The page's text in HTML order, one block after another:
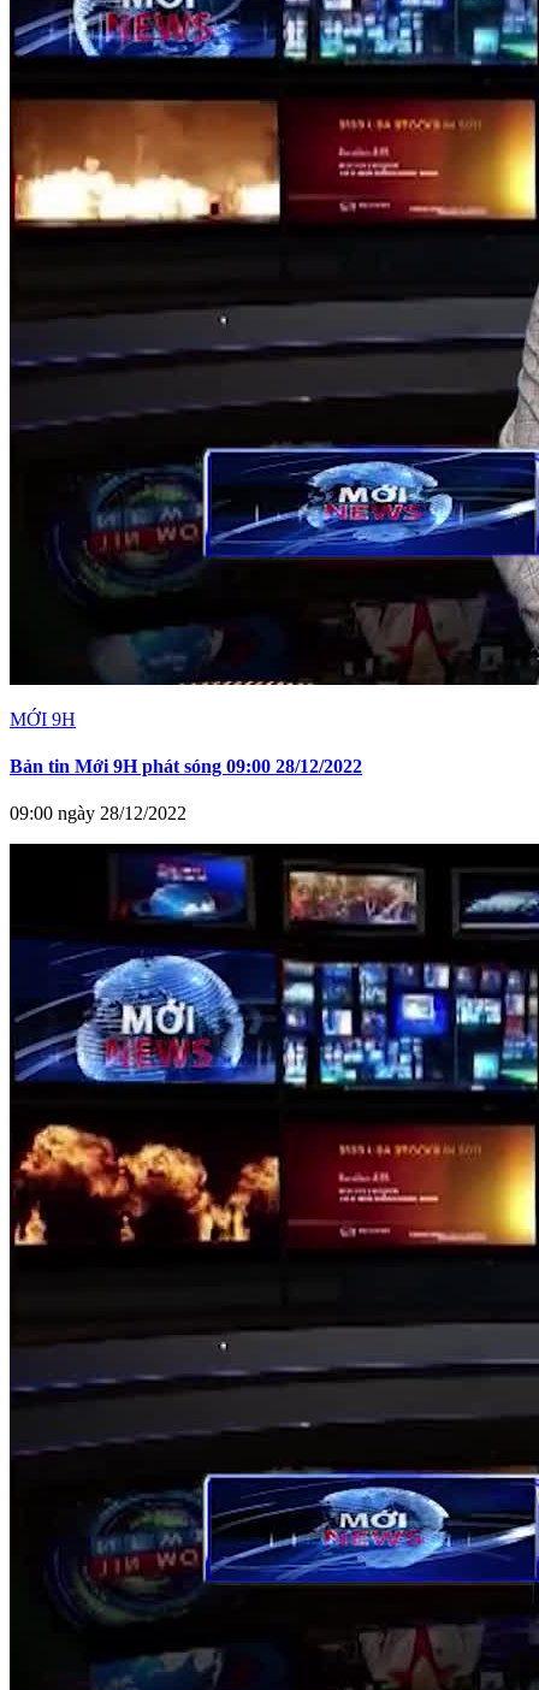
MỚI 9H
Bản tin Mới 9H phát sóng 09:00 28/12/2022
09:00 ngày 28/12/2022